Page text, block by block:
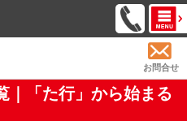
お問合せ
｜「た行」から始まる